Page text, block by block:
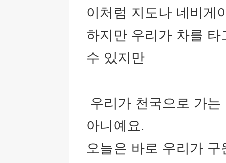
이처럼 지도나 네비게
하지만 우리가 차를
수 있지만
우리가 천국으로 가
아니예요.
오늘은 바로 우리가